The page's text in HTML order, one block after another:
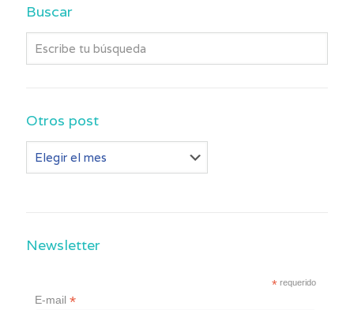
Buscar
Otros post
post
Newsletter
* requerido
E-mail*